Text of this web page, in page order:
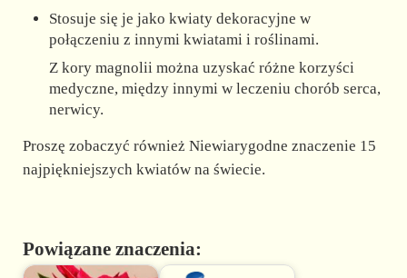
Stosuje się je jako kwiaty dekoracyjne w
połączeniu z innymi kwiatami i roślinami.
Z kory magnolii można uzyskać różne korzyści
medyczne, między innymi w leczeniu chorób serca,
nerwicy.
Proszę zobaczyć również Niewiarygodne znaczenie 15
najpiękniejszych kwiatów na świecie.
Powiązane znaczenia: